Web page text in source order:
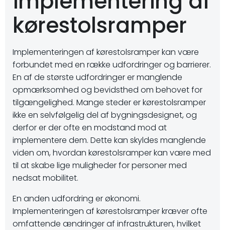
kørestolsramper
Implementeringen af kørestolsramper kan være
forbundet med en række udfordringer og barrierer.
En af de største udfordringer er manglende
opmærksomhed og bevidsthed om behovet for
tilgængelighed. Mange steder er kørestolsramper
ikke en selvfølgelig del af bygningsdesignet, og
derfor er der ofte en modstand mod at
implementere dem. Dette kan skyldes manglende
viden om, hvordan kørestolsramper kan være med
til at skabe lige muligheder for personer med
nedsat mobilitet.
En anden udfordring er økonomi.
Implementeringen af kørestolsramper kræver ofte
omfattende ændringer af infrastrukturen, hvilket